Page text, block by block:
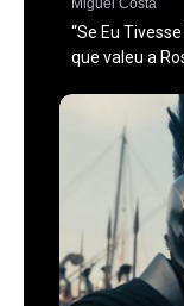
Miguel Costa
“Se Eu
que valeu a